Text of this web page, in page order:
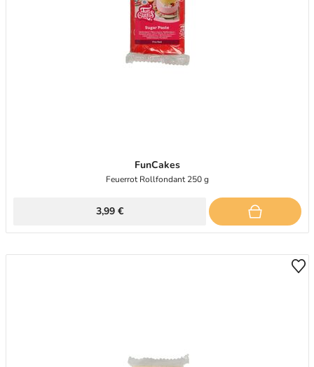
FunCakes
Feuerrot Rollfondant 250 g
3,99 €